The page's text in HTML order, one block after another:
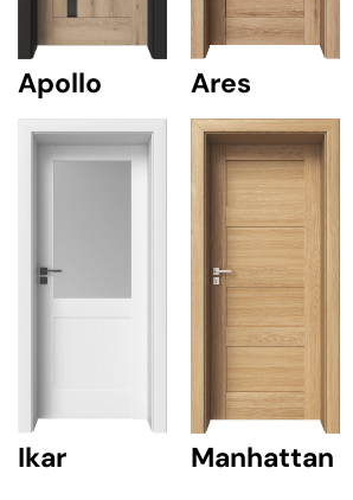
Apollo Ares
Ikar Manhattan